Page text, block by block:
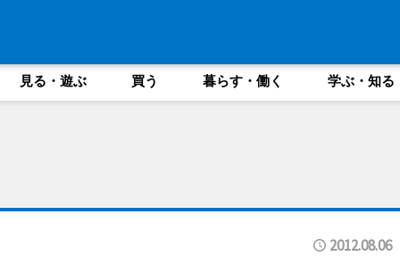
見る・遊ぶ 買う 暮らす・働く 学ぶ・知る
2012.08.06